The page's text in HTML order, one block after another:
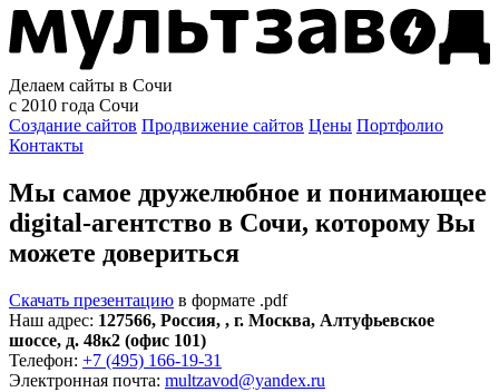
Делаем сайты в Сочи
с 2010 года Сочи
Создание сайтов Продвижение сайтов Цены Портфолио
Контакты
Мы самое дружелюбное и понимающее
digital-агентство в Сочи, которому Вы
можете довериться
Скачать презентацию в формате .pdf
Наш адрес: 127566, Россия, , г. Москва, Алтуфьевское
шоссе, д. 48к2 (офис 101)
Телефон: +7 (495) 166-19-31
Электронная почта: multzavod@yandex.ru